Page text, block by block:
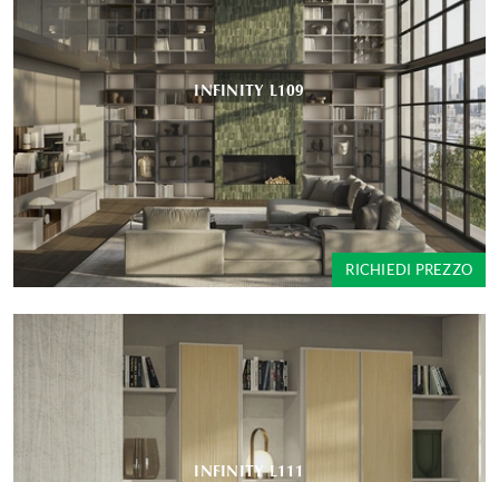
INFINITY L109
RICHIEDI PREZZO
INFINITY L111